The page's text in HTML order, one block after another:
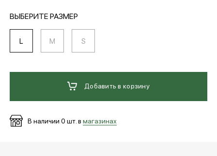
+7 (495) 139-66-00
ВЫБЕРИТЕ РАЗМЕР
L M S
Добавить в корзину
В наличии 0 шт. в магазинах